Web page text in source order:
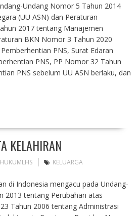
Undang Nomor 5 Tahun 2014
(UU ASN) dan Peraturan
2017 tentang Manajemen
BKN Nomor 3 Tahun 2020
PNS, Surat Edaran
PNS, PP Nomor 32 Tahun
PNS sebelum UU ASN berlaku, dan
KELAHIRAN
KELUARGA
di Indonesia mengacu pada Undang-
2013 tentang Perubahan atas
Tahun 2006 tentang Administrasi